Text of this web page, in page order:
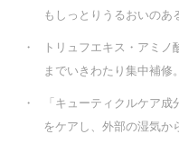
もしっとりうるおいのあ
・
トリュフエキス・アミ
までいきわたり集中補修。
・
「キューティクルケア
をケアし、外部の湿気か